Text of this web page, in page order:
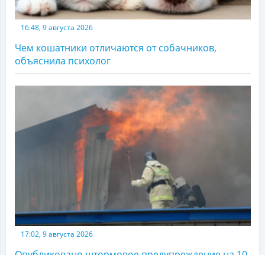
16:48, 9 августа 2026
Чем кошатники отличаются от собачников,
объяснила психолог
17:02, 9 августа 2026